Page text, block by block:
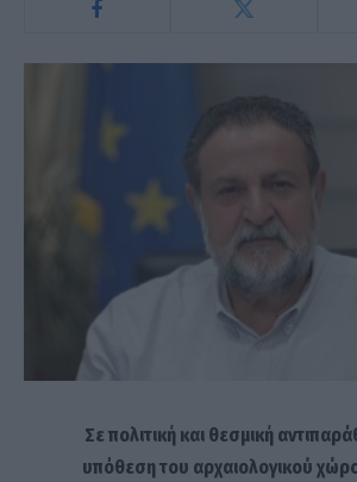
Σε πολιτική και θεσμική
υπόθεση του αρχαιολογικού